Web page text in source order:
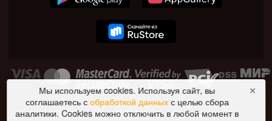
© 2026 Доставка №1. Все права защищены.
Мы используем cookies. Используя сайт, вы
соглашаетесь собработкой данныхс целью сбора
аналитики. Cookies можно отключить в любой момент в
✕